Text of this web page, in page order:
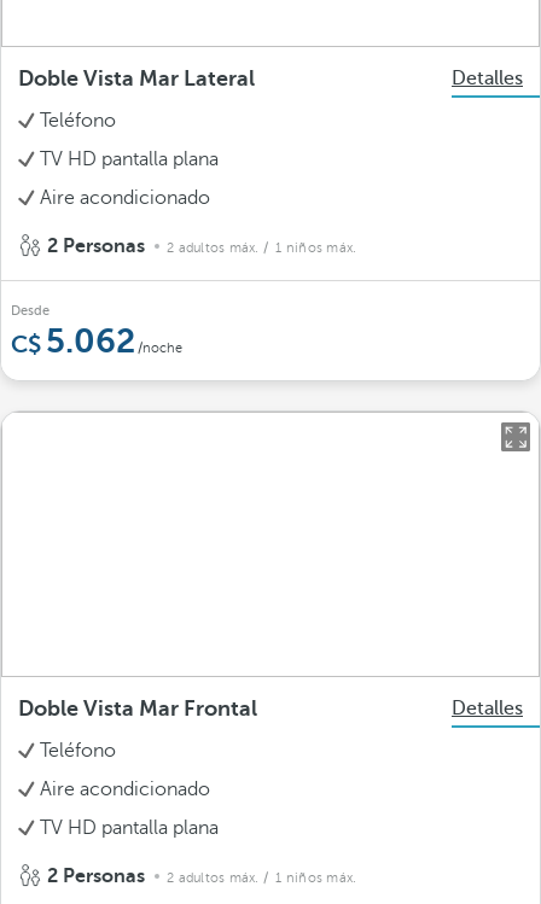
Doble Vista Mar Lateral
Detalles
Teléfono
TV HD pantalla plana
Aire acondicionado
2 Personas 2 adultos máx. / 1 niños máx.
Desde
5.062 /noche
Doble Vista Mar Frontal
Detalles
Teléfono
Aire acondicionado
TV HD pantalla plana
2 Personas 2 adultos máx. / 1 niños máx.